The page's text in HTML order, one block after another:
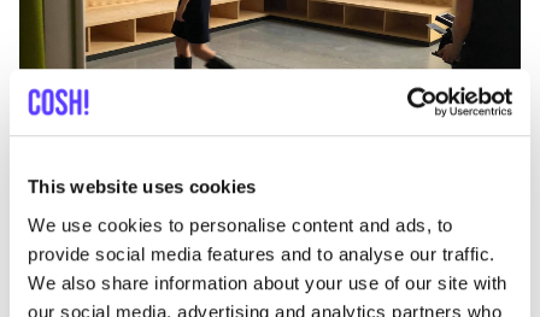
This website uses cookies
We use cookies to personalise content and ads, to
provide social media features and to analyse our traffic.
We also share information about your use of our site with
our social media, advertising and analytics partners who